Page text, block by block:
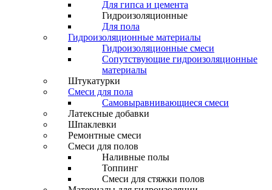
Для гипса и цемента
Гидроизоляционные
Для пола
Гидроизоляционные материалы
Гидроизоляционные смеси
Сопутствующие гидроизоляционные
материалы
Штукатурки
Смеси для пола
Самовыравнивающиеся смеси
Латексные добавки
Шпаклевки
Ремонтные смеси
Смеси для полов
Наливные полы
Топпинг
Смеси для стяжки полов